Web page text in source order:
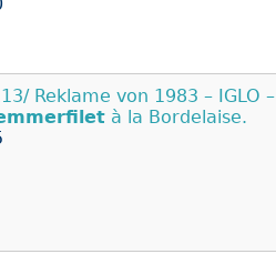
Reklame von 1983 – IGLO –
à la Bordelaise.